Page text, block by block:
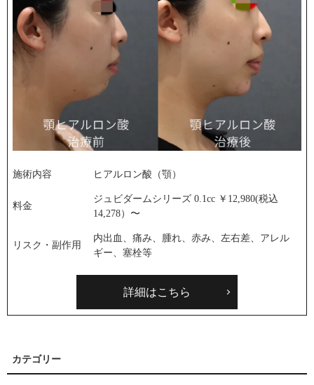
施術内容 ヒアルロン酸（顎）
料金
ジュビダームシリーズ 0.1cc ￥12,980(税込
14,278）〜
リスク・副作用
内出血、痛み、腫れ、赤み、左右差、アレル
ギー、塞栓等
詳細はこちら